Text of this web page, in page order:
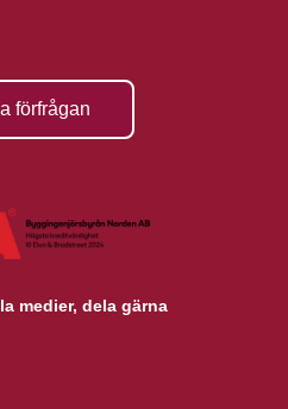
förfrågan
medier, dela gärna